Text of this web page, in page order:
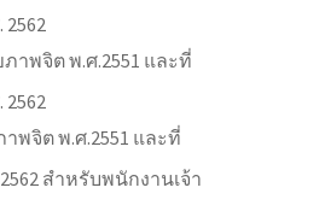
าพจิต พ.ศ.2551 และที่
พจิต พ.ศ.2551 และที่
สำหรับพนักงานเจ้า